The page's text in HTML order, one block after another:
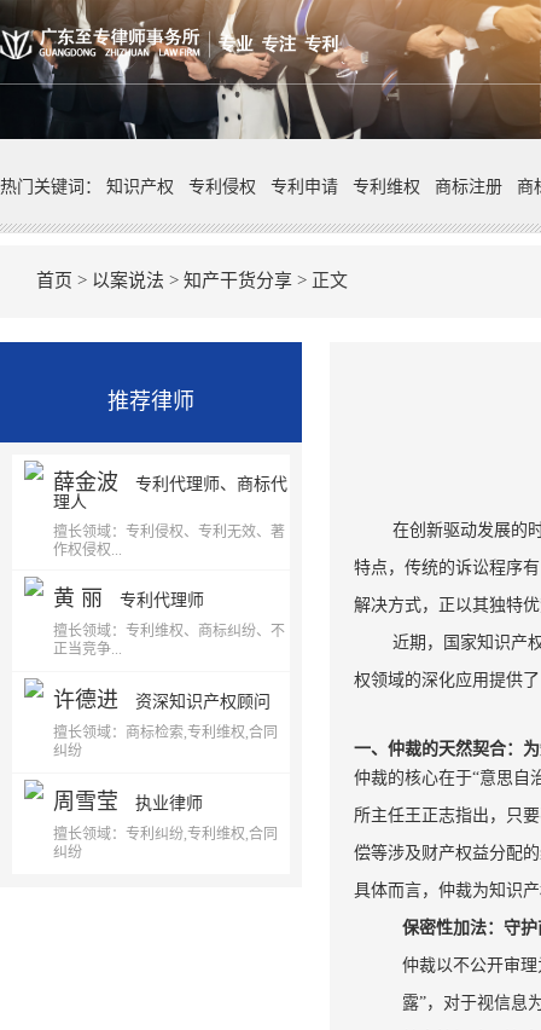
热门关键词： 知识产权 专利侵权 专利申请 专利维权 商标注册 商
首页 > 以案说法 > 知产干货分享 > 正文
推荐律师
薛金波 专利代理师、商标代
理人
擅长领域：专利侵权、专利无效、著
作权侵权...
黄 丽 专利代理师
擅长领域：专利维权、商标纠纷、不
正当竞争...
许德进 资深知识产权顾问
擅长领域：商标检索,专利维权,合同
纠纷
周雪莹 执业律师
擅长领域：专利纠纷,专利维权,合同
纠纷
在创新驱动发展的
特点，传统的诉讼程序
解决方式，正以其独特
近期，国家知识产
权领域的深化应用提供
一、仲裁的天然契合：
仲裁的核心在于“意思自
所主任王正志指出，只
偿等涉及财产权益分配
具体而言，仲裁为知识
保密性加法：守
仲裁以不公开审
露”，对于视信息